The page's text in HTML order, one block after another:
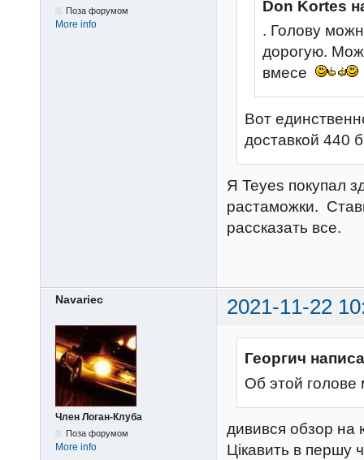
Поза форумом
More info
Don Kortes
. Голову
дорогую.
вмесе
Вот
доставкой 440
Я Teyes покупал
растаможки.
рассказать все.
Navariec 2021-11-22
Член Логан-Клуба
Поза форумом
More info
Георгич
Об этой голове
дивився обзор на
Цікавить в першу